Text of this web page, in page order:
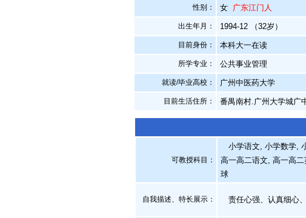
性别： 女 广东江门人
出生年月： 1994-12 （32岁）
目前身份： 本科大一在读
所学专业： 公共事业管理
就读/毕业高校： 广州中医药大学
目前生活住所： 番禺南村.广州大学城广
可教授科目：
小学语文, 小学数学,
高一高二语文, 高一高
球
自我描述、特长展示 ： 责任心强、认真细心